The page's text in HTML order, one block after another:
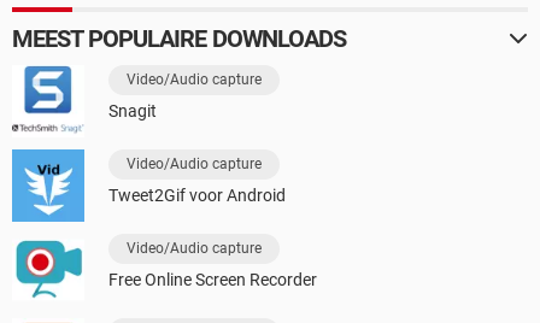
MEEST POPULAIRE DOWNLOADS
Video/Audio capture
Snagit
Video/Audio capture
Tweet2Gif voor Android
Video/Audio capture
Free Online Screen Recorder